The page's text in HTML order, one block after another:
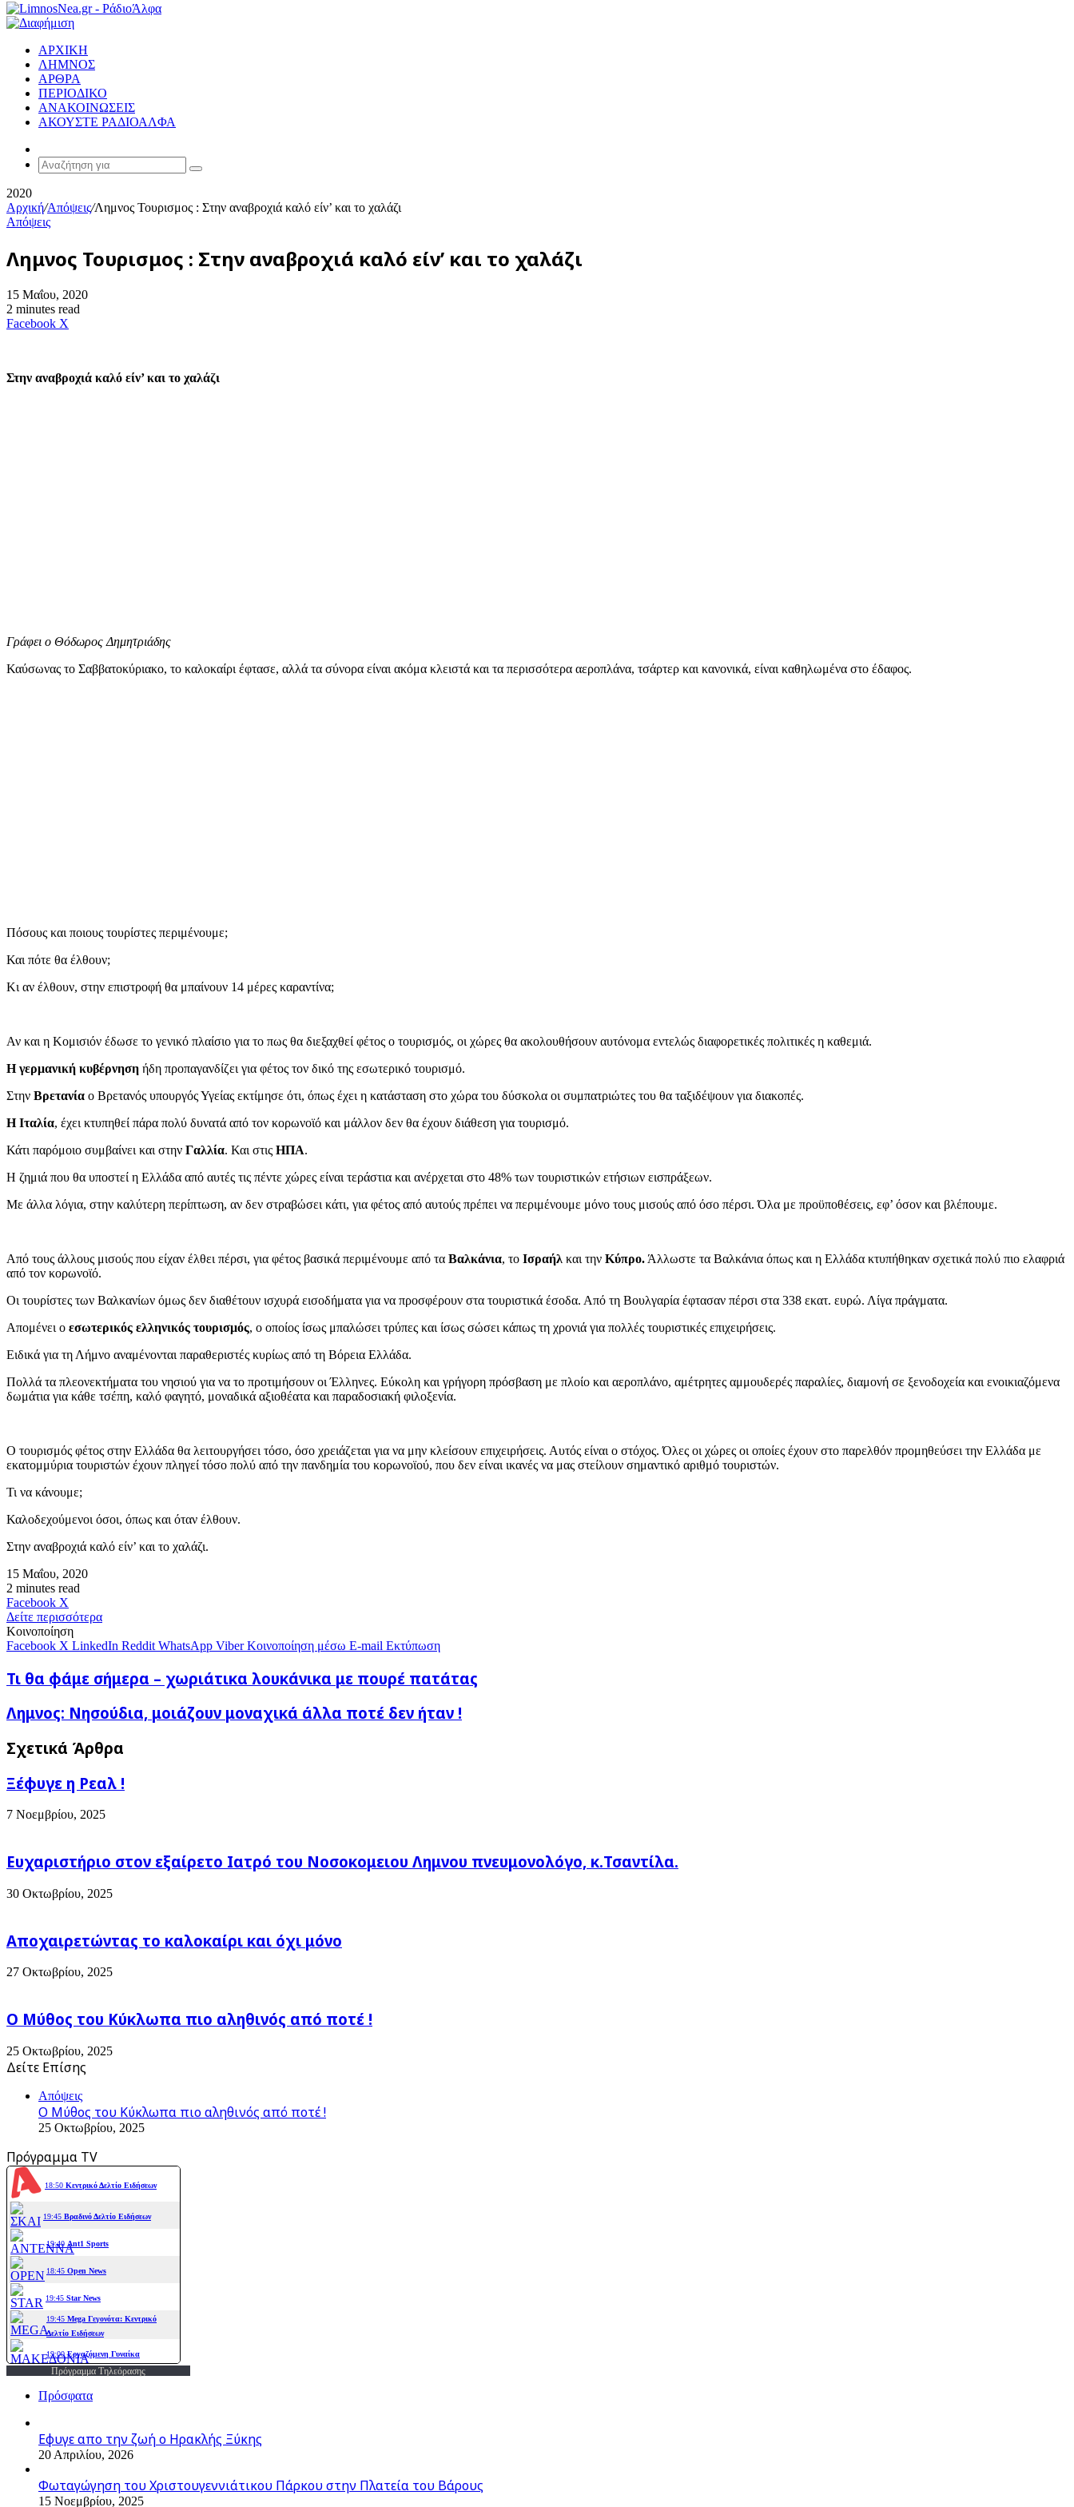
ΑΡΧΙΚΗ
ΛΗΜΝΟΣ
ΑΡΘΡΑ
ΠΕΡΙΟΔΙΚΟ
ΑΝΑΚΟΙΝΩΣΕΙΣ
ΑΚΟΥΣΤΕ ΡΑΔΙΟΑΛΦΑ
Article
Αναζήτηση
2020
Αρχική/Απόψεις/Λημνος Τουρισμος : Στην αναβροχιά καλό είν’ και το χαλάζι
Απόψεις
Λημνος Τουρισμος : Στην αναβροχιά καλό είν’ και το χαλάζι
15 Μαΐου, 2020
2 minutes read
Facebook X
Στην αναβροχιά καλό είν’ και το χαλάζι
Γράφει ο Θόδωρος Δημητριάδης
Καύσωνας το Σαββατοκύριακο, το καλοκαίρι έφτασε, αλλά τα σύνορα είναι ακόμα κλειστά και τα περισσότερα αεροπλάνα, τσάρτερ και κανονικά, είναι καθηλωμένα στο έδαφος.
Πόσους και ποιους τουρίστες περιμένουμε;
Και πότε θα έλθουν;
Κι αν έλθουν, στην επιστροφή θα μπαίνουν 14 μέρες καραντίνα;
Αν και η Κομισιόν έδωσε το γενικό πλαίσιο για το πως θα διεξαχθεί φέτος ο τουρισμός, οι χώρες θα ακολουθήσουν αυτόνομα εντελώς διαφορετικές πολιτικές η καθεμιά.
Η γερμανική κυβέρνηση ήδη προπαγανδίζει για φέτος τον δικό της εσωτερικό τουρισμό.
Στην Βρετανία ο Βρετανός υπουργός Υγείας εκτίμησε ότι, όπως έχει η κατάσταση στο χώρα του δύσκολα οι συμπατριώτες του θα ταξιδέψουν για διακοπές.
Η Ιταλία, έχει κτυπηθεί πάρα πολύ δυνατά από τον κορωνοϊό και μάλλον δεν θα έχουν διάθεση για τουρισμό.
Κάτι παρόμοιο συμβαίνει και στην Γαλλία. Και στις ΗΠΑ.
Η ζημιά που θα υποστεί η Ελλάδα από αυτές τις πέντε χώρες είναι τεράστια και ανέρχεται στο 48% των τουριστικών ετήσιων εισπράξεων.
Με άλλα λόγια, στην καλύτερη περίπτωση, αν δεν στραβώσει κάτι, για φέτος από αυτούς πρέπει να περιμένουμε μόνο τους μισούς από όσο πέρσι. Όλα με προϋποθέσεις, εφ’ όσον και βλέπουμε.
Από τους άλλους μισούς που είχαν έλθει πέρσι, για φέτος βασικά περιμένουμε από τα Βαλκάνια, το Ισραήλ και την Κύπρο. Άλλωστε τα Βαλκάνια όπως και η Ελλάδα κτυπήθηκαν σχετικά πολύ πιο ελαφριά
από τον κορωνοϊό.
Οι τουρίστες των Βαλκανίων όμως δεν διαθέτουν ισχυρά εισοδήματα για να προσφέρουν στα τουριστικά έσοδα. Από τη Βουλγαρία έφτασαν πέρσι στα 338 εκατ. ευρώ. Λίγα πράγματα.
Απομένει ο εσωτερικός ελληνικός τουρισμός, ο οποίος ίσως μπαλώσει τρύπες και ίσως σώσει κάπως τη χρονιά για πολλές τουριστικές επιχειρήσεις.
Ειδικά για τη Λήμνο αναμένονται παραθεριστές κυρίως από τη Βόρεια Ελλάδα.
Πολλά τα πλεονεκτήματα του νησιού για να το προτιμήσουν οι Έλληνες. Εύκολη και γρήγορη πρόσβαση με πλοίο και αεροπλάνο, αμέτρητες αμμουδερές παραλίες, διαμονή σε ξενοδοχεία και ενοικιαζόμενα
δωμάτια για κάθε τσέπη, καλό φαγητό, μοναδικά αξιοθέατα και παραδοσιακή φιλοξενία.
Ο τουρισμός φέτος στην Ελλάδα θα λειτουργήσει τόσο, όσο χρειάζεται για να μην κλείσουν επιχειρήσεις. Αυτός είναι ο στόχος. Όλες οι χώρες οι οποίες έχουν στο παρελθόν προμηθεύσει την Ελλάδα με
εκατομμύρια τουριστών έχουν πληγεί τόσο πολύ από την πανδημία του κορωνοϊού, που δεν είναι ικανές να μας στείλουν σημαντικό αριθμό τουριστών.
Τι να κάνουμε;
Καλοδεχούμενοι όσοι, όπως και όταν έλθουν.
Στην αναβροχιά καλό είν’ και το χαλάζι.
15 Μαΐου, 2020
2 minutes read
Facebook X
μέσω
E-
mail
Δείτε περισσότερα
Κοινοποίηση
Facebook X LinkedIn Reddit WhatsApp Viber Κοινοποίηση μέσω E-mail Εκτύπωση
Τι
θα
σήμερα
χωριάτικα
λουκάνικα
με
πουρέ
Τι θα φάμε σήμερα – χωριάτικα λουκάνικα με πουρέ πατάτας
Λημνος:
Νησούδια,
μοναχικά
ποτέ
δεν
ήταν
Λημνος: Νησούδια, μοιάζουν μοναχικά άλλα ποτέ δεν ήταν !
Σχετικά Άρθρα
Ξέφυγε η Ρεαλ !
7 Νοεμβρίου, 2025
Ευχαριστήριο στον εξαίρετο Ιατρό του Νοσοκομειου Λημνου πνευμονολόγο, κ.Τσαντίλα.
30 Οκτωβρίου, 2025
Αποχαιρετώντας το καλοκαίρι και όχι μόνο
27 Οκτωβρίου, 2025
Ο Μύθος του Κύκλωπα πιο αληθινός από ποτέ !
25 Οκτωβρίου, 2025
Δείτε Επίσης
Απόψεις
Ο Μύθος του Κύκλωπα πιο αληθινός από ποτέ !
25 Οκτωβρίου, 2025
Πρόγραμμα TV
Πρόγραμμα Τηλεόρασης
Πρόσφατα
Εφυγε απο την ζωή o Ηρακλής Ξύκης
20 Απριλίου, 2026
Φωταγώγηση του Χριστουγεννιάτικου Πάρκου στην Πλατεία του Βάρους
15 Νοεμβρίου, 2025